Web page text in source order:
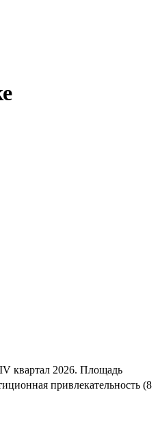
квартал 2026. Площадь
привлекательность (8